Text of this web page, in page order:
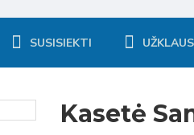
SUSISIEKTI
Kasetė